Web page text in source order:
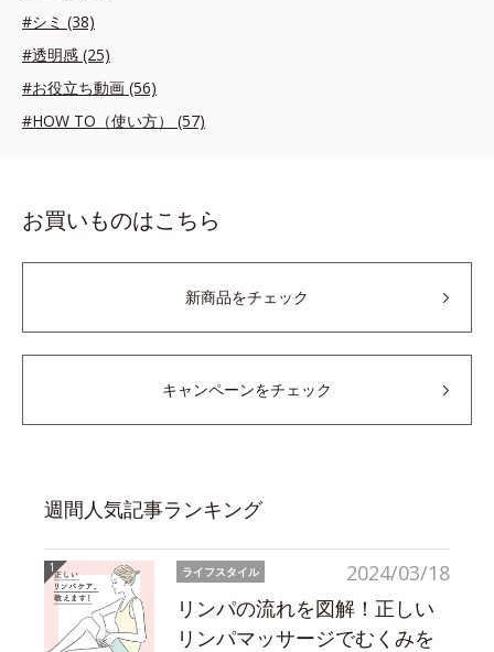
#シミ (38)
#透明感 (25)
#お役立ち動画 (56)
#HOW TO（使い方） (57)
お買いものはこちら
新商品をチェック
キャンペーンをチェック
週間人気記事ランキング
2024/03/18
ライフスタイル
リンパの流れを図解！正しい
リンパマッサージでむくみを